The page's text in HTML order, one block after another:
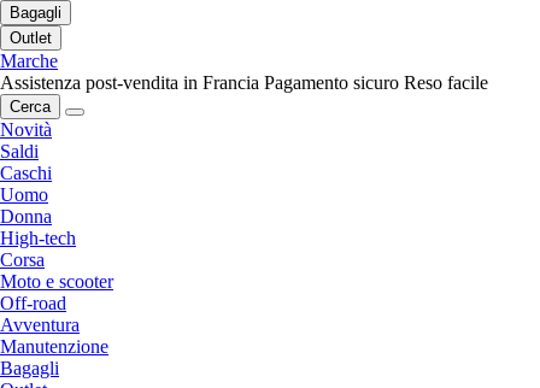
Bagagli
Outlet
Marche
Assistenza post-vendita in Francia Pagamento sicuro Reso facile
Cerca
Novità
Saldi
Caschi
Uomo
Donna
High-tech
Corsa
Moto e scooter
Off-road
Avventura
Manutenzione
Bagagli